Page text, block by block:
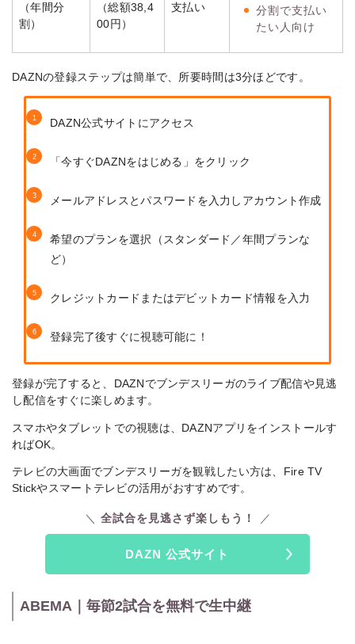
（年間分
割）
（総額38,4
00円）
支払い
分割で支払い
たい人向け
DAZNの登録ステップは簡単で、所要時間は3分ほどです。
DAZN公式サイトにアクセス
「今すぐDAZNをはじめる」をクリック
メールアドレスとパスワードを入力しアカウント作成
希望のプランを選択（スタンダード／年間プランな
ど）
クレジットカードまたはデビットカード情報を入力
登録完了後すぐに視聴可能に！
登録が完了すると、DAZNでブンデスリーガのライブ配信や見逃
し配信をすぐに楽しめます。
スマホやタブレットでの視聴は、DAZNアプリをインストールす
ればOK。
テレビの大画面でブンデスリーガを観戦したい方は、Fire TV
Stickやスマートテレビの活用がおすすめです。
全試合を見逃さず楽しもう！
DAZN 公式サイト
ABEMA｜毎節2試合を無料で生中継